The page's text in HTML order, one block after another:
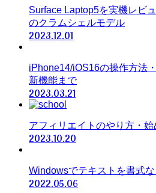
Surface Laptop5を実機レビ
のクラムシェルモデル
2023.12.01
iPhone14/iOS16の操作方法
新機能まで
2023.03.21
アフィリエイトのやり方・始
2023.10.20
Windowsでテキストを書式
2022.05.06